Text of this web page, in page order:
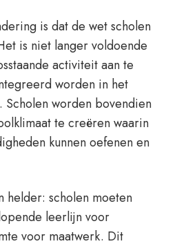
is dat de wet scholen
is niet langer voldoende
activiteit aan te
worden in het
worden bovendien
te creëren waarin
kunnen oefenen en
helder: scholen moeten
leerlijn voor
voor maatwerk. Dit